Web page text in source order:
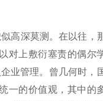
高深莫测。在以往，
对上敷衍塞责的偶尔
业管理。曾几何时，
一的价值观，其中的